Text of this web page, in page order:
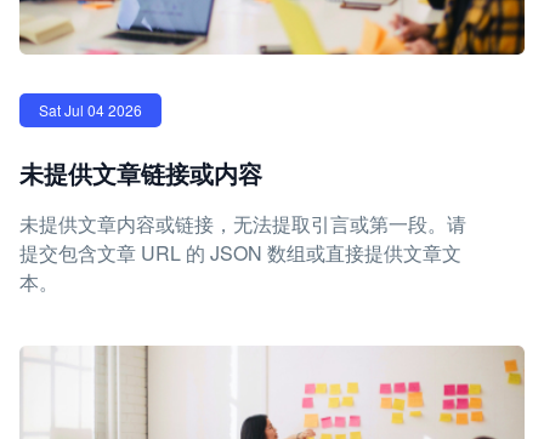
Sat Jul 04 2026
未提供文章链接或内容
未提供文章内容或链接，无法提取引言或第一段。请
提交包含文章 URL 的 JSON 数组或直接提供文章文
本。